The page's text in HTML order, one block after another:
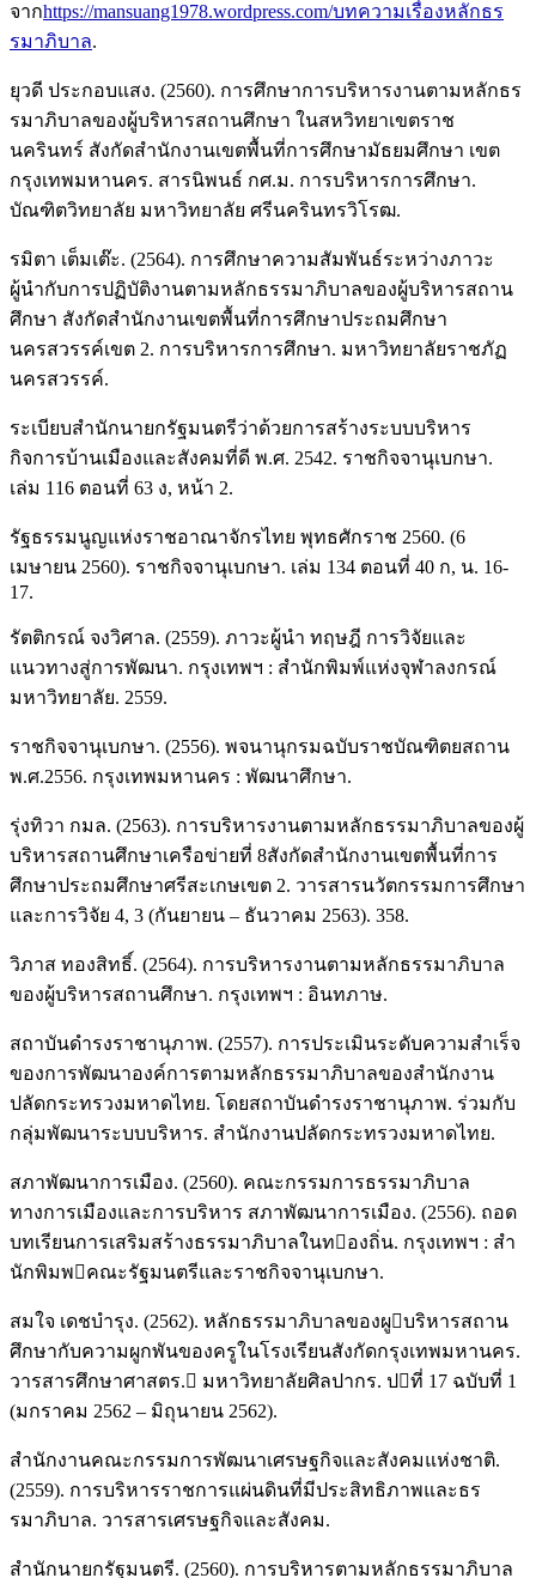
จากhttps://mansuang1978.wordpress.com/บทความเรื่องหลักธร
รมาภิบาล.
ยุวดี ประกอบแสง. (2560). การศึกษาการบริหารงานตามหลักธร
รมาภิบาลของผู้บริหารสถานศึกษา ในสหวิทยาเขตราช
นครินทร์ สังกัดสำนักงานเขตพื้นที่การศึกษามัธยมศึกษา เขต
กรุงเทพมหานคร. สารนิพนธ์ กศ.ม. การบริหารการศึกษา.
บัณฑิตวิทยาลัย มหาวิทยาลัย ศรีนครินทรวิโรฒ.
รมิตา เต็มเต๊ะ. (2564). การศึกษาความสัมพันธ์ระหว่างภาวะ
ผู้นำกับการปฏิบัติงานตามหลักธรรมาภิบาลของผู้บริหารสถาน
ศึกษา สังกัดสำนักงานเขตพื้นที่การศึกษาประถมศึกษา
นครสวรรค์เขต 2. การบริหารการศึกษา. มหาวิทยาลัยราชภัฏ
นครสวรรค์.
ระเบียบสำนักนายกรัฐมนตรีว่าด้วยการสร้างระบบบริหาร
กิจการบ้านเมืองและสังคมที่ดี พ.ศ. 2542. ราชกิจจานุเบกษา.
เล่ม 116 ตอนที่ 63 ง, หน้า 2.
รัฐธรรมนูญแห่งราชอาณาจักรไทย พุทธศักราช 2560. (6
เมษายน 2560). ราชกิจจานุเบกษา. เล่ม 134 ตอนที่ 40 ก, น. 16-
17.
รัตติกรณ์ จงวิศาล. (2559). ภาวะผู้นำ ทฤษฎี การวิจัยและ
แนวทางสู่การพัฒนา. กรุงเทพฯ : สำนักพิมพ์แห่งจุฬาลงกรณ์
มหาวิทยาลัย. 2559.
ราชกิจจานุเบกษา. (2556). พจนานุกรมฉบับราชบัณฑิตยสถาน
พ.ศ.2556. กรุงเทพมหานคร : พัฒนาศึกษา.
รุ่งทิวา กมล. (2563). การบริหารงานตามหลักธรรมาภิบาลของผู้
บริหารสถานศึกษาเครือข่ายที่ 8สังกัดสำนักงานเขตพื้นที่การ
ศึกษาประถมศึกษาศรีสะเกษเขต 2. วารสารนวัตกรรมการศึกษา
และการวิจัย 4, 3 (กันยายน – ธันวาคม 2563). 358.
วิภาส ทองสิทธิ์. (2564). การบริหารงานตามหลักธรรมาภิบาล
ของผู้บริหารสถานศึกษา. กรุงเทพฯ : อินทภาษ.
สถาบันดำรงราชานุภาพ. (2557). การประเมินระดับความสำเร็จ
ของการพัฒนาองค์การตามหลักธรรมาภิบาลของสำนักงาน
ปลัดกระทรวงมหาดไทย. โดยสถาบันดำรงราชานุภาพ. ร่วมกับ
กลุ่มพัฒนาระบบบริหาร. สำนักงานปลัดกระทรวงมหาดไทย.
สภาพัฒนาการเมือง. (2560). คณะกรรมการธรรมาภิบาล
ทางการเมืองและการบริหาร สภาพัฒนาการเมือง. (2556). ถอด
บทเรียนการเสริมสร้างธรรมาภิบาลในทองถิ่น. กรุงเทพฯ : สำ
นักพิมพคณะรัฐมนตรีและราชกิจจานุเบกษา.
สมใจ เดชบำรุง. (2562). หลักธรรมาภิบาลของผูบริหารสถาน
ศึกษากับความผูกพันของครูในโรงเรียนสังกัดกรุงเทพมหานคร.
วารสารศึกษาศาสตร. มหาวิทยาลัยศิลปากร. ปที่ 17 ฉบับที่ 1
(มกราคม 2562 – มิถุนายน 2562).
สำนักงานคณะกรรมการพัฒนาเศรษฐกิจและสังคมแห่งชาติ.
(2559). การบริหารราชการแผ่นดินที่มีประสิทธิภาพและธร
รมาภิบาล. วารสารเศรษฐกิจและสังคม.
สำนักนายกรัฐมนตรี. (2560). การบริหารตามหลักธรรมาภิบาล